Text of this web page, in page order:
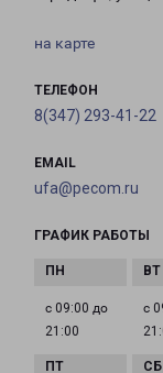
на карте
ТЕЛЕФОН
8(347) 293-41-22
EMAIL
ufa@pecom.ru
ГРАФИК РАБОТЫ
с 09:00 до
21:00
с